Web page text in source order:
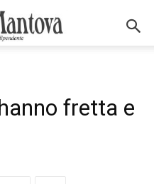
fretta e